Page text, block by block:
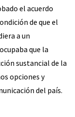
el acuerdo
de que el
a un
que la
sustancial de la
opciones y
del país.